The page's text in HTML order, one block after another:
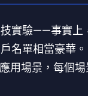
實驗——事實上
名單相當豪華
用場景，每個